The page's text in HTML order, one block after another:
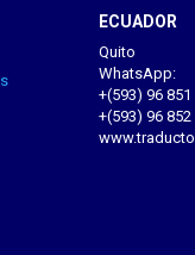
ECUADOR
Quito
WhatsApp:
+(593) 96 851
+(593) 96 852